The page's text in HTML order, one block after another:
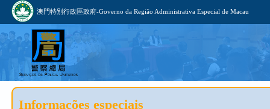
澳門特別行政區政府-Governo da Região Administrativa Especial de Macau
Informações especiais